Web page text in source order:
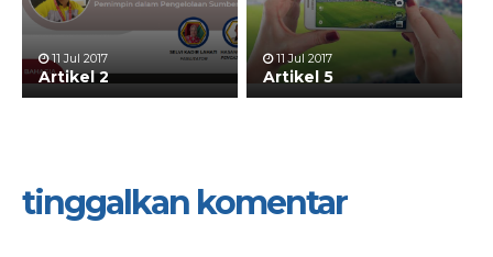
11 Jul 2017
Artikel 2
11 Jul 2017
Artikel 5
tinggalkan komentar